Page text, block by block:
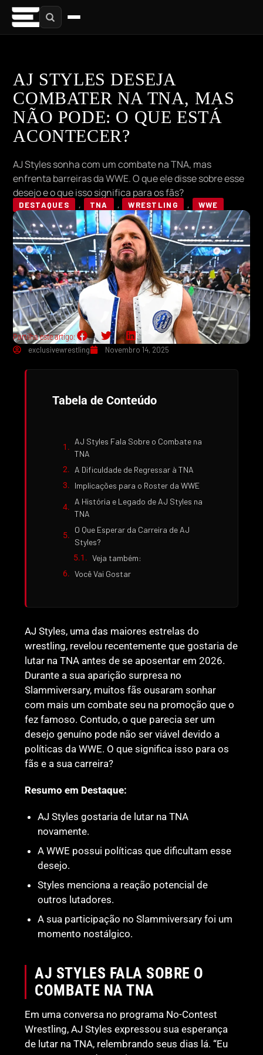
AJ STYLES DESEJA
COMBATER NA TNA, MAS
NÃO PODE: O QUE ESTÁ
ACONTECER?
AJ Styles sonha com um combate na TNA, mas
enfrenta barreiras da WWE. O que ele disse sobre esse
desejo e o que isso significa para os fãs?
DESTAQUES , TNA , WRESTLING , WWE
Partilha este artigo:
exclusivewrestling
Novembro 14, 2025
Tabela de Conteúdo
AJ Styles Fala Sobre o Combate na
TNA
A Dificuldade de Regressar à TNA
Implicações para o Roster da WWE
A História e Legado de AJ Styles na
TNA
O Que Esperar da Carreira de AJ
Styles?
Veja também:
Você Vai Gostar
AJ Styles, uma das maiores estrelas do
wrestling, revelou recentemente que gostaria de
lutar na TNA antes de se aposentar em 2026.
Durante a sua aparição surpresa no
Slammiversary, muitos fãs ousaram sonhar
com mais um combate seu na promoção que o
fez famoso. Contudo, o que parecia ser um
desejo genuíno pode não ser viável devido a
políticas da WWE. O que significa isso para os
fãs e a sua carreira?
Resumo em Destaque:
AJ Styles gostaria de lutar na TNA
novamente.
A WWE possui políticas que dificultam esse
desejo.
Styles menciona a reação potencial de
outros lutadores.
A sua participação no Slammiversary foi um
momento nostálgico.
AJ STYLES FALA SOBRE O
COMBATE NA TNA
Em uma conversa no programa No-Contest
Wrestling, AJ Styles expressou sua esperança
de lutar na TNA, relembrando seus dias lá. “Eu